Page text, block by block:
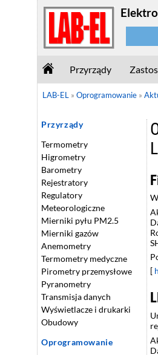
Przyrządy
LAB-EL » Oprogramowanie »
Przyrządy
Termometry
Higrometry
Barometry
Rejestratory
Regulatory
Meteorologiczne
Mierniki pyłu PM2.5
Mierniki gazów
Anemometry
Termometry medyczne
Pirometry przemysłowe
Pyranometry
Transmisja danych
Wyświetlacze i drukarki
Obudowy
Oprogramowanie
[